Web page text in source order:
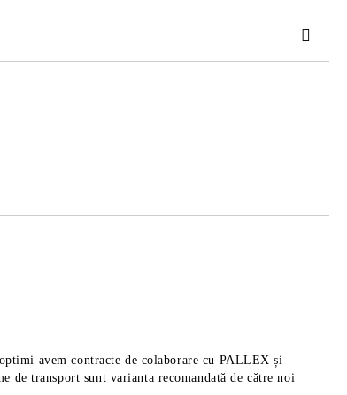
avem contracte de colaborare cu PALLEX și
de transport sunt varianta recomandată de către noi